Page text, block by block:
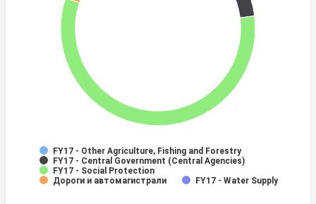
FY17 - Other Agriculture, Fishing and Forestry
FY17 - Central Government (Central Agencies)
FY17 - Social Protection
Дороги и автомагистрали
FY17 - Water Supply